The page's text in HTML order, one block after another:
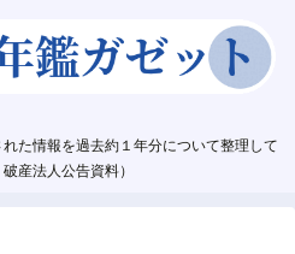
た情報を過去約１年分について整理して
産法人公告資料）